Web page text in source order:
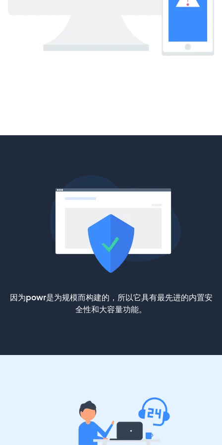
因为powr是为规模而构建的，所以它具有最先进的内置安
全性和大容量功能。